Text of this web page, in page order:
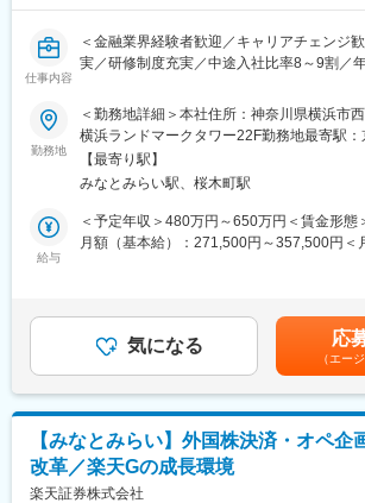
決済ビジネス企画グループは、グループ長
プです。
■当行について：
◎日本の総人口の18%、つまりは日本人の
浜銀行の営業地盤です。
◎日本のGDPの約26％が集中する巨大マー
ンドネシアなどの一国家と肩を並べる経済規
です。数多くの企業を支えることで、地域
献しています。
お取り扱いとなり高いシェアを誇ります。
■働き方：
・フレックスタイム制／土日祝休
変更の範囲：会社の定める業務
仕事内容
＜金融業界経験者歓迎／キャリアチェンジ
実／研修制度充実／中途入社比率8～9割／
◎記録関連業務を行う会社は国内に4社あり
でトップクラスシェア
■業務概要：
顧客企業や金融機関、加入者などから提出さ
各種情報の登録、確認、問合せ対応を行う
業務を行っていただきます。
応）
・事務処理内容の確認や処理の進捗管理
※最初から全てをお任せするのではなく、経
す。
■キャリアパス：
勤務地
＜勤務地詳細＞本社住所：神奈川県横浜市
横浜ランドマークタワー22F勤務地最寄駅
駅受動喫煙対策：屋内全面禁煙変更の範囲
【最寄り駅】
みなとみらい駅、桜木町駅
給与
＜予定年収＞480万円～650万円＜賃金形態
月額（基本給）：271,500円～357,500円＜
定年収には昼食手当（月9,000円）を含みま
目安の金額であり、選考を通じて上下する
給(月額)は固定手当を含めた表記です。
気になる 応
（エー
【みなとみらい】外国株決済・オペ
改革／楽天Gの成長環境
楽天証券株式会社